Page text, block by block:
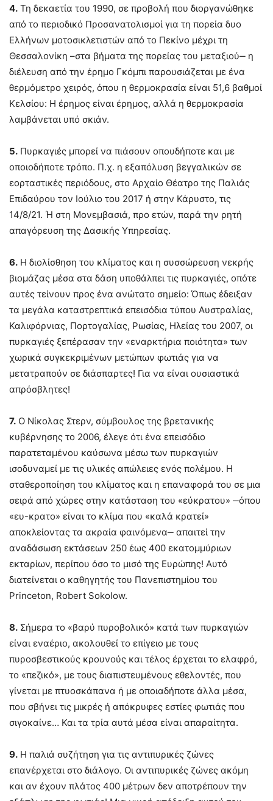
4. Τη δεκαετία του 1990, σε προβολή που διοργανώθηκε
από το περιοδικό Προσανατολισμοί για τη πορεία δυο
Ελλήνων μοτοσικλετιστών από το Πεκίνο μέχρι τη
Θεσσαλονίκη –στα βήματα της πορείας του μεταξιού‒ η
διέλευση από την έρημο Γκόμπι παρουσιάζεται με ένα
θερμόμετρο χειρός, όπου η θερμοκρασία είναι 51,6 βαθμοί
Κελσίου: Η έρημος είναι έρημος, αλλά η θερμοκρασία
λαμβάνεται υπό σκιάν.
5. Πυρκαγιές μπορεί να πιάσουν οπουδήποτε και με
οποιοδήποτε τρόπο. Π.χ. η εξαπόλυση βεγγαλικών σε
εορταστικές περιόδους, στο Αρχαίο Θέατρο της Παλιάς
Επιδαύρου τον Ιούλιο του 2017 ή στην Κάρυστο, τις
14/8/21. Ή στη Μονεμβασιά, προ ετών, παρά την ρητή
απαγόρευση της Δασικής Υπηρεσίας.
6. Η διολίσθηση του κλίματος και η συσσώρευση νεκρής
βιομάζας μέσα στα δάση υποθάλπει τις πυρκαγιές, οπότε
αυτές τείνουν προς ένα ανώτατο σημείο: Όπως έδειξαν
τα μεγάλα καταστρεπτικά επεισόδια τύπου Αυστραλίας,
Καλιφόρνιας, Πορτογαλίας, Ρωσίας, Ηλείας του 2007, οι
πυρκαγιές ξεπέρασαν την «εναρκτήρια ποιότητα» των
χωρικά συγκεκριμένων μετώπων φωτιάς για να
μετατραπούν σε διάσπαρτες! Για να είναι ουσιαστικά
απρόσβλητες!
7. Ο Νίκολας Στερν, σύμβουλος της βρετανικής
κυβέρνησης το 2006, έλεγε ότι ένα επεισόδιο
παρατεταμένου καύσωνα μέσω των πυρκαγιών
ισοδυναμεί με τις υλικές απώλειες ενός πολέμου. Η
σταθεροποίηση του κλίματος και η επαναφορά του σε μια
σειρά από χώρες στην κατάσταση του «εύκρατου» ‒όπου
«ευ-κρατο» είναι το κλίμα που «καλά κρατεί»
αποκλείοντας τα ακραία φαινόμενα‒ απαιτεί την
αναδάσωση εκτάσεων 250 έως 400 εκατομμύριων
εκταρίων, περίπου όσο το μισό της Ευρώπης! Αυτό
διατείνεται ο καθηγητής του Πανεπιστημίου του
Princeton, Robert Sokolow.
8. Σήμερα το «βαρύ πυροβολικό» κατά των πυρκαγιών
είναι εναέριο, ακολουθεί το επίγειο με τους
πυροσβεστικούς κρουνούς και τέλος έρχεται το ελαφρό,
το «πεζικό», με τους διαπιστευμένους εθελοντές, που
γίνεται με πτυοσκάπανα ή με οποιαδήποτε άλλα μέσα,
που σβήνει τις μικρές ή απόκρυφες εστίες φωτιάς που
σιγοκαίνε… Και τα τρία αυτά μέσα είναι απαραίτητα.
9. Η παλιά συζήτηση για τις αντιπυρικές ζώνες
επανέρχεται στο διάλογο. Οι αντιπυρικές ζώνες ακόμη
και αν έχουν πλάτος 400 μέτρων δεν αποτρέπουν την